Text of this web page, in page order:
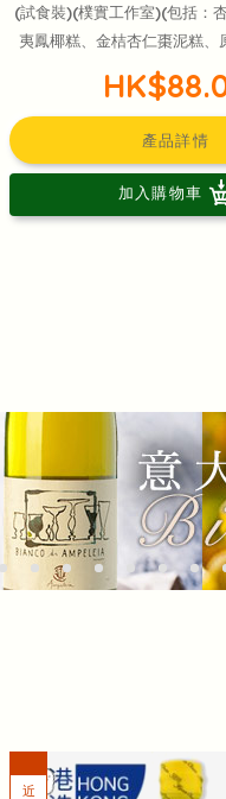
(試食裝)(樸實工作室)(包括：
夷鳳椰糕、金桔杏仁棗泥糕、
產品詳情
加入購物車